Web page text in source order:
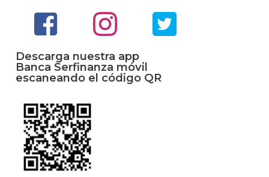
Descarga nuestra app
Banca Serfinanza móvil
escaneando el código QR